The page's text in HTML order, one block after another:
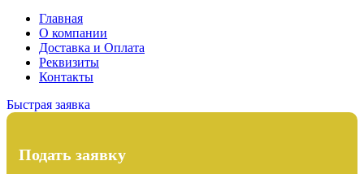
Главная
О компании
Доставка и Оплата
Реквизиты
Контакты
Быстрая заявка
Подать заявку